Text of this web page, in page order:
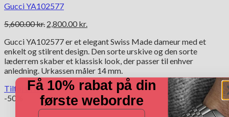
Gucci YA102577
5,600.00kr. Den
pris
var:
5,600.00 kr..
2,800.00 kr.
pris
er:
2,800.00 kr..
Gucci YA102577 er et elegant Swiss Made dameur med et
enkelt og stilrent design. Den sorte urskive og den sorte
læderrem skaber et klassisk look, der passer til enhver
anledning. Urkassen måler 14 mm.
Tilføj til kurv
-50%
Få 10% rabat på din
første webordre
E-mail